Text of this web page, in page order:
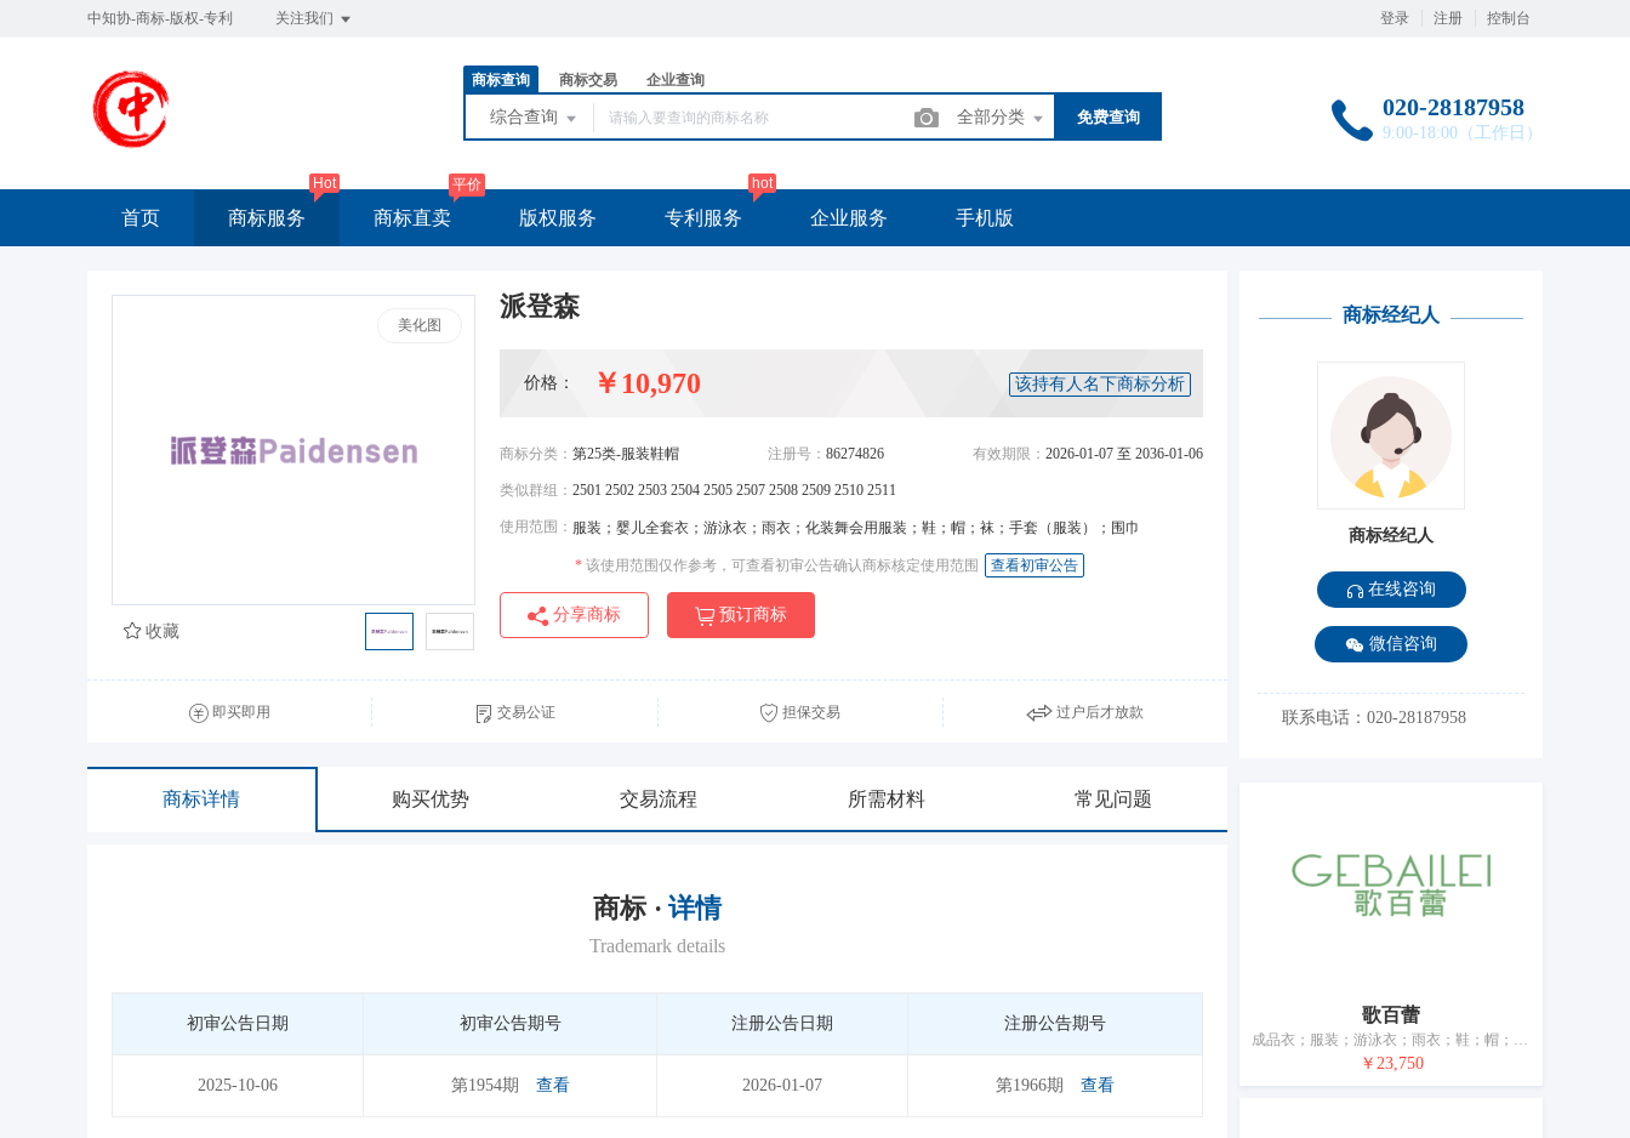
中知协-商标-版权-专利 关注我们 登录 注册 控制台
商标查询 商标交易 企业查询
综合查询 全部分类 免费查询 020-28187958
9:00-18:00（工作日）
首页 商标服务
Hot
商标直卖
平价
版权服务 专利服务
hot
企业服务 手机版
美化图
派登森
价格： ￥10,970 该持有人名下商标分析
商标分类： 第25类-服装鞋帽 注册号： 86274826 有效期限： 2026-01-07 至 2036-01-06
类似群组： 2501 2502 2503 2504 2505 2507 2508 2509 2510 2511
使用范围： 服装；婴儿全套衣；游泳衣；雨衣；化装舞会用服装；鞋；帽；袜；手套（服装）；围巾
* 该使用范围仅作参考，可查看初审公告确认商标核定使用范围 查看初审公告
分享商标
预订商标
收藏
即买即用 交易公证 担保交易 过户后才放款
商标详情 购买优势 交易流程 所需材料 常见问题
商标 · 详情
Trademark details
初审公告日期 初审公告期号 注册公告日期 注册公告期号
2025-10-06 第1954期 查看 2026-01-07 第1966期 查看
商标经纪人
商标经纪人
在线咨询
微信咨询
联系电话：020-28187958
歌百蕾
成品衣；服装；游泳衣；雨衣；鞋；帽；袜；手套（服装）；围巾；皮带（服饰用）
￥23,750